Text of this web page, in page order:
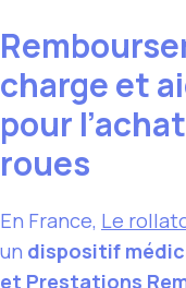
charge et
pour
roues
En France, Le
un dispositif
et Prestations